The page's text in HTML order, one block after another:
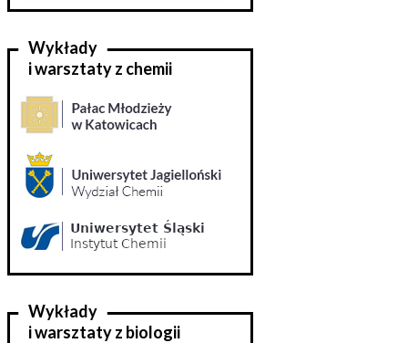
Wykłady
i warsztaty z chemii
Wykłady
i warsztaty z biologii